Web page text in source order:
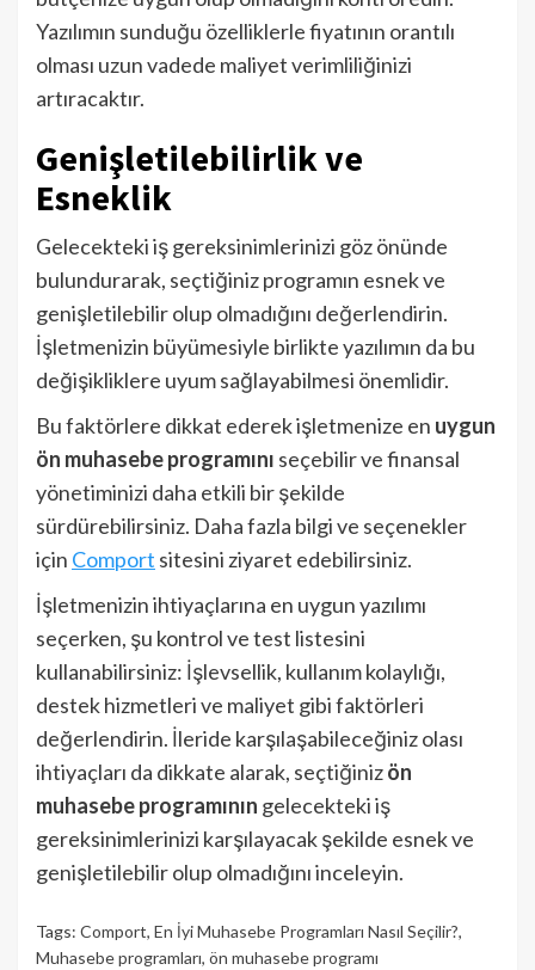
Yazılımın sunduğu özelliklerle fiyatının orantılı
olması uzun vadede maliyet verimliliğinizi
artıracaktır.
Genişletilebilirlik ve
Esneklik
Gelecekteki iş gereksinimlerinizi göz önünde
bulundurarak, seçtiğiniz programın esnek ve
genişletilebilir olup olmadığını değerlendirin.
İşletmenizin büyümesiyle birlikte yazılımın da bu
değişikliklere uyum sağlayabilmesi önemlidir.
Bu faktörlere dikkat ederek işletmenize en uygun
ön muhasebe programını seçebilir ve finansal
yönetiminizi daha etkili bir şekilde
sürdürebilirsiniz. Daha fazla bilgi ve seçenekler
için Comport sitesini ziyaret edebilirsiniz.
İşletmenizin ihtiyaçlarına en uygun yazılımı
seçerken, şu kontrol ve test listesini
kullanabilirsiniz: İşlevsellik, kullanım kolaylığı,
destek hizmetleri ve maliyet gibi faktörleri
değerlendirin. İleride karşılaşabileceğiniz olası
ihtiyaçları da dikkate alarak, seçtiğinizön
muhasebe programının gelecekteki iş
gereksinimlerinizi karşılayacak şekilde esnek ve
genişletilebilir olup olmadığını inceleyin.
Tags: Comport, En İyi Muhasebe Programları Nasıl Seçilir?,
Muhasebe programları, ön muhasebe programı